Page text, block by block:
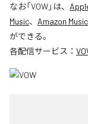
なお「VOW」は、
Music、 Amazon
ができる。
各配信サービス：